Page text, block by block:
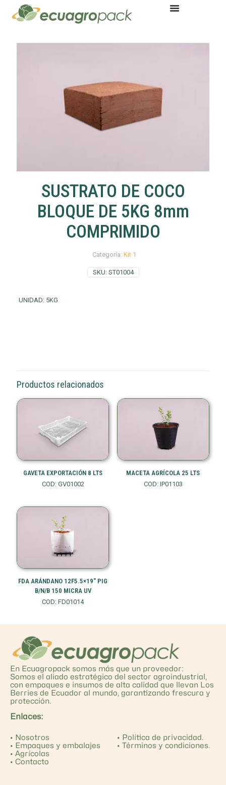
SUSTRATO DE COCO
BLOQUE DE 5KG 8mm
COMPRIMIDO
SKU: ST01004
Categoría: Kit 1
UNIDAD: 5KG
Productos relacionados
GAVETA EXPORTACIÓN 8 LTS
COD: GV01002
MACETA AGRÍCOLA 25 LTS
COD: IP01103
FDA ARÁNDANO 12F5.5×19″ PIG
B/N/B 150 MICRA UV
COD: FD01014
En Ecuagropack somos más que un proveedor:
Somos el aliado estratégico del sector agroindustrial,
con empaques e insumos de alta calidad que llevan Los
Berries de Ecuador al mundo, garantizando frescura y
protección.
Enlaces:
• Nosotros
• Empaques y embalajes
• Agrícolas
• Contacto
• Política de privacidad.
• Términos y condiciones.